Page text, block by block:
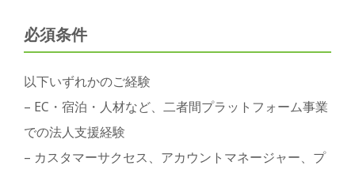
必須条件
以下いずれかのご経験
– EC・宿泊・人材など、二者間プラットフォーム事業
での法人支援経験
– カスタマーサクセス、アカウントマネージャー、プ